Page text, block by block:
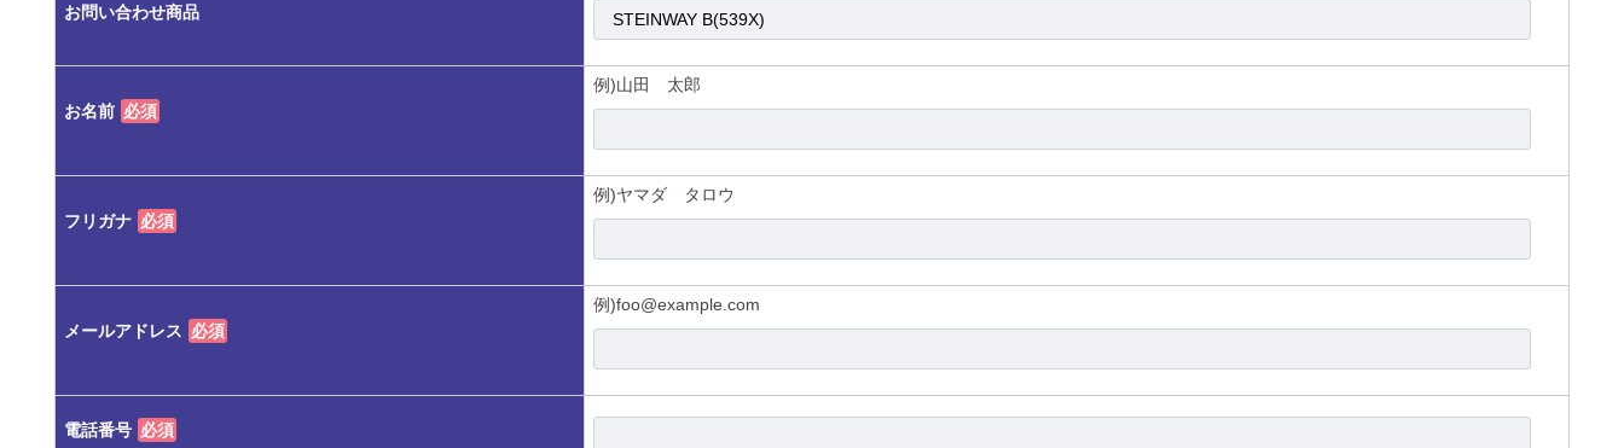
お問い合わせ商品
お名前 必須
例)山田 太郎
フリガナ 必須
例)ヤマダ タロウ
メールアドレス 必須
例)foo@example.com
電話番号 必須